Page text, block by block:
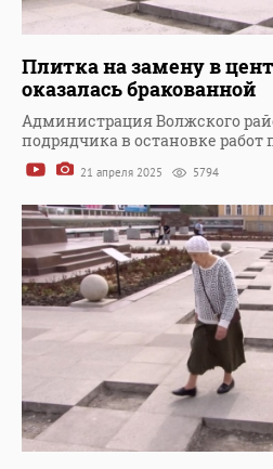
Плитка на замену в
оказалась бракованной
Администрация Волжского
подрядчика в остановке работ
21 апреля 2025 5794